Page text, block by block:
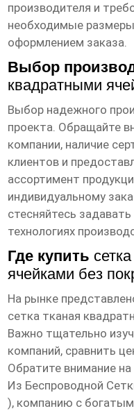
производителя и
необходимые
оформлением заказа.
Выбор
квадратными
Выбор надежного
проекта. Обращайте
компании, наличие
клиентов и
ассортимент
индивидуальному
стесняйтесь
технологиях
Где купить
ячейками без
На рынке
сетка тканая
Важно тщательно
компаний, сравнить
Обратите внимание
Из Беспроводной
), компанию с